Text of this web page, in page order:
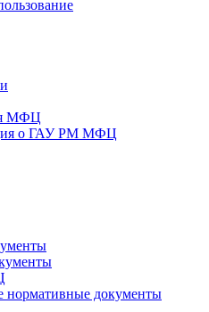
МФЦ
о ГАУ РМ МФЦ
нормативные документы